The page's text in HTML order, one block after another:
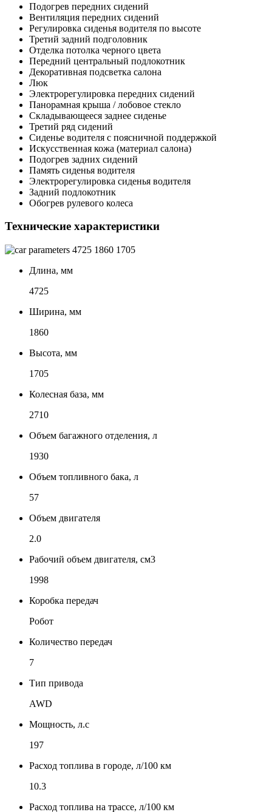
Подогрев передних сидений
Вентиляция передних сидений
Регулировка сиденья водителя по высоте
Третий задний подголовник
Отделка потолка черного цвета
Передний центральный подлокотник
Декоративная подсветка салона
Люк
Электрорегулировка передних сидений
Панорамная крыша / лобовое стекло
Складывающееся заднее сиденье
Третий ряд сидений
Сиденье водителя с поясничной поддержкой
Искусственная кожа (материал салона)
Подогрев задних сидений
Память сиденья водителя
Электрорегулировка сиденья водителя
Задний подлокотник
Обогрев рулевого колеса
Технические характеристики
4725 1860 1705
Длина, мм
4725
Ширина, мм
1860
Высота, мм
1705
Колесная база, мм
2710
Объем багажного отделения, л
1930
Объем топливного бака, л
57
Объем двигателя
2.0
Рабочий объем двигателя, см3
1998
Коробка передач
Робот
Количество передач
7
Тип привода
AWD
Мощность, л.с
197
Расход топлива в городе, л/100 км
10.3
Расход топлива на трассе, л/100 км